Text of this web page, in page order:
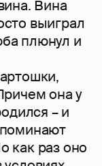
Вина
выиграл
плюнул и
она у
– и
как раз оно